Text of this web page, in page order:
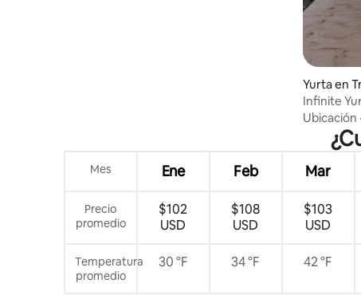
Yurta en
Infinite
aislada
Ubicación ·
Mes Ene Feb Mar
Precio
promedio
$102
USD
$108
USD
$103
USD
Temperatura
promedio
30 °F 34 °F 42 °F